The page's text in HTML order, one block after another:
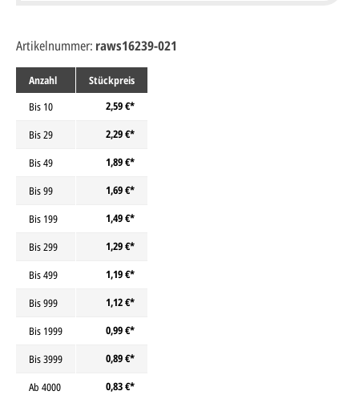
Anzahl
Stückpreis
Bis 10
2,59 €*
Bis29
2,29 €*
Bis49
1,89 €*
Bis99
1,69 €*
Bis 199
1,49 €*
Bis299
1,29 €*
Bis499
1,19 €*
Bis999
1,12 €*
Bis 1999
0,99 €*
Bis3999
0,89 €*
Ab 4000 0,83 €*
Artikelnummer: raws16239-021